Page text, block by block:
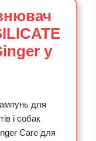
у
для
і собак
Care для